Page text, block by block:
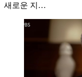
새로운 지…